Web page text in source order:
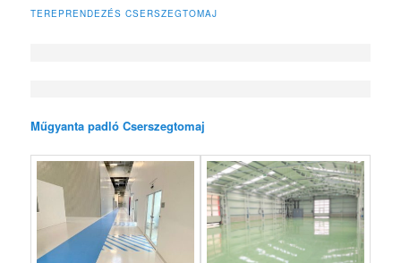
TEREPRENDEZÉS CSERSZEGTOMAJ
Műgyanta padló Cserszegtomaj